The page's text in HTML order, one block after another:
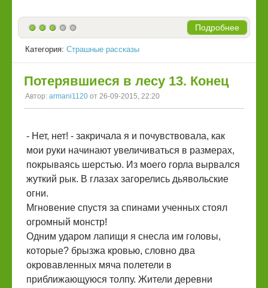
Подробнее
Категория: Страшные рассказы
Потерявшиеся в лесу 13. Конец
Автор: armani1120 от 26-09-2015, 22:20
- Нет, нет! - закричала я и почувствовала, как
мои руки начинают увеличиваться в размерах,
покрываясь шерстью. Из моего горла вырвался
жуткий рык. В глазах загорелись дьявольские
огни.
Мгновение спустя за спинами ученных стоял
огромный монстр!
Одним ударом лапищи я снесла им головы,
которые? брызжа кровью, словно два
окровавленных мяча полетели в
приближающуюся толпу. Жители деревни